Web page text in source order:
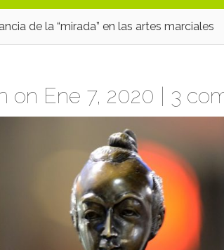
de la “mirada” en las artes marciales
on Ene 7, 2020 | 3